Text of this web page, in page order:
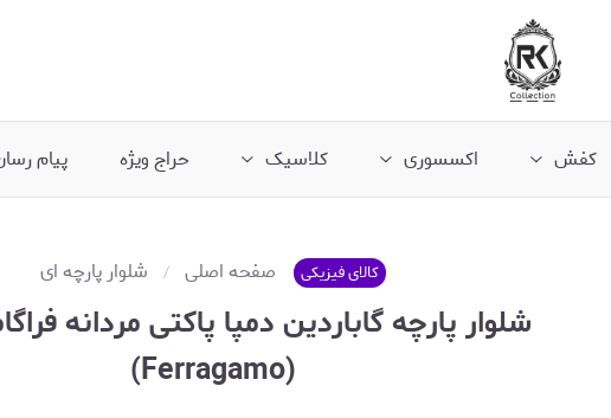
کفش اکسسوری کلاسیک حراج ویژه پیام
کالای فیزیکی صفحه اصلی شلوار پارچه ای
شلوار پارچه گاباردین دمپا پاکتی مردانه
(Ferragamo)